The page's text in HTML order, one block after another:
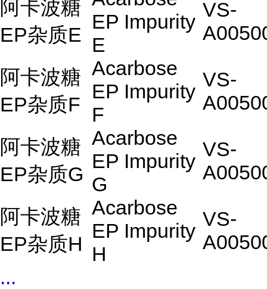
阿卡波糖
EP杂质E
EP Impurity
E
VS-
阿卡波糖
EP杂质F
Acarbose
EP Impurity
F
VS-
阿卡波糖
EP杂质G
Acarbose
EP Impurity
G
VS-
阿卡波糖
EP杂质H
Acarbose
EP Impurity
H
VS-
...